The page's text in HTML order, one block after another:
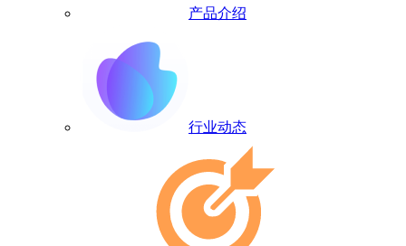
产品介绍
行业动态